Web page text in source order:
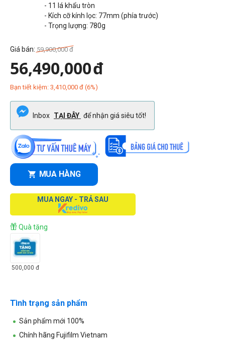
- 11 lá khẩu tròn
- Kích cỡ kính lọc: 77mm (phía trước)
- Trọng lượng: 780g
Giá bán: 59,900,000 đ
56,490,000đ
Bạn tiết kiệm: 3,410,000 đ (6%)
Inbox TẠI ĐÂY để nhận giá siêu tốt!
MUA HÀNG
MUA NGAY - TRẢ SAU
Quà tặng
500,000 đ
Tình trạng sản phẩm
Sản phẩm mới 100%
Chính hãng Fujifilm Vietnam